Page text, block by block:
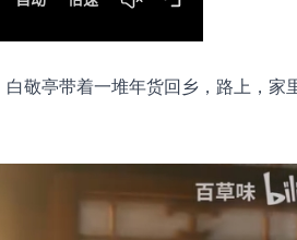
敬亭带着一堆年货回乡，路上，家